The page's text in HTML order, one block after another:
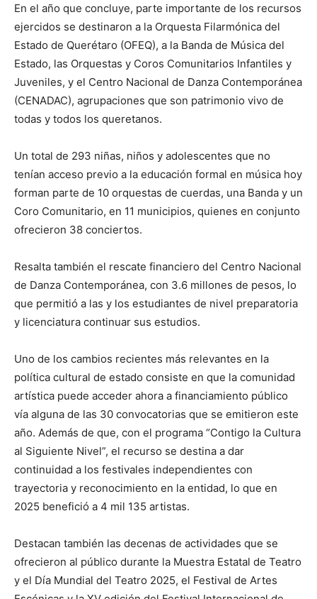
En el año que concluye, parte importante de los recursos
ejercidos se destinaron a la Orquesta Filarmónica del
Estado de Querétaro (OFEQ), a la Banda de Música del
Estado, las Orquestas y Coros Comunitarios Infantiles y
Juveniles, y el Centro Nacional de Danza Contemporánea
(CENADAC), agrupaciones que son patrimonio vivo de
todas y todos los queretanos.
Un total de 293 niñas, niños y adolescentes que no
tenían acceso previo a la educación formal en música hoy
forman parte de 10 orquestas de cuerdas, una Banda y un
Coro Comunitario, en 11 municipios, quienes en conjunto
ofrecieron 38 conciertos.
Resalta también el rescate financiero del Centro Nacional
de Danza Contemporánea, con 3.6 millones de pesos, lo
que permitió a las y los estudiantes de nivel preparatoria
y licenciatura continuar sus estudios.
Uno de los cambios recientes más relevantes en la
política cultural de estado consiste en que la comunidad
artística puede acceder ahora a financiamiento público
vía alguna de las 30 convocatorias que se emitieron este
año. Además de que, con el programa “Contigo la Cultura
al Siguiente Nivel”, el recurso se destina a dar
continuidad a los festivales independientes con
trayectoria y reconocimiento en la entidad, lo que en
2025 benefició a 4 mil 135 artistas.
Destacan también las decenas de actividades que se
ofrecieron al público durante la Muestra Estatal de Teatro
y el Día Mundial del Teatro 2025, el Festival de Artes